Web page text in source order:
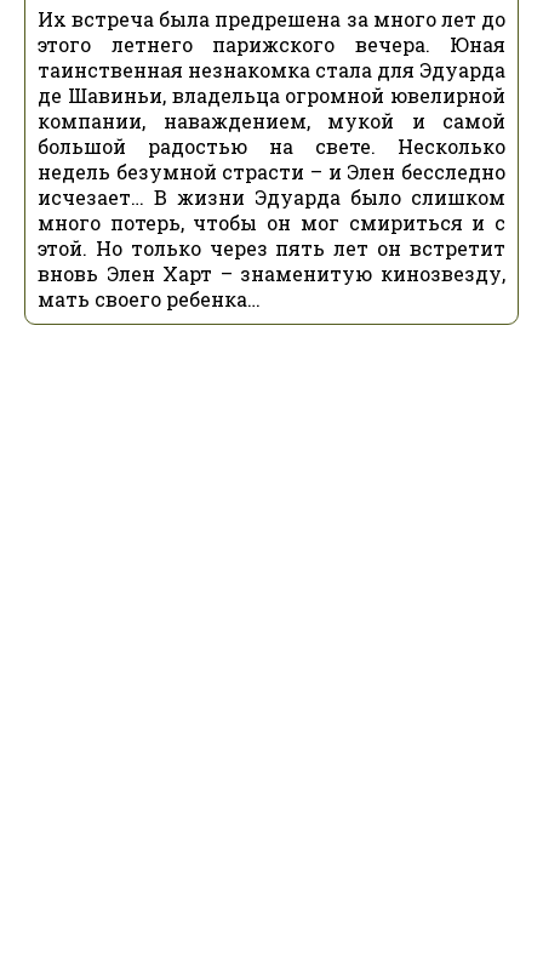
Их встреча была предрешена за много лет до
этого летнего парижского вечера. Юная
таинственная незнакомка стала для Эдуарда
де Шавиньи, владельца огромной ювелирной
компании, наваждением, мукой и самой
большой радостью на свете. Несколько
недель безумной страсти – и Элен бесследно
исчезает… В жизни Эдуарда было слишком
много потерь, чтобы он мог смириться и с
этой. Но только через пять лет он встретит
вновь Элен Харт – знаменитую кинозвезду,
мать своего ребенка…